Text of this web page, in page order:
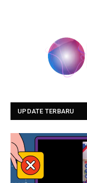
UPDATE TERBARU